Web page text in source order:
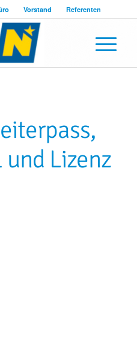
Vorstand Referenten
Lizenz